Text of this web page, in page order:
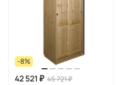
-8%
42 521 ₽ 45 721 ₽